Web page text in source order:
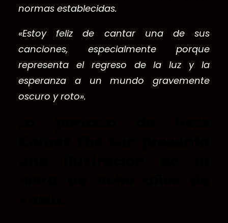
normas establecidas.
«Estoy feliz de cantar una de sus
canciones, especialmente porque
representa el regreso de la luz y la
esperanza a un mundo gravemente
oscuro y roto».